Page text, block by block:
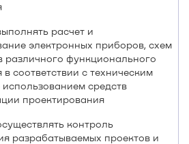
расчет и
электронных приборов, схем
различного функционального
в соответствии с техническим
средств
проектирования
контроль
разрабатываемых проектов и